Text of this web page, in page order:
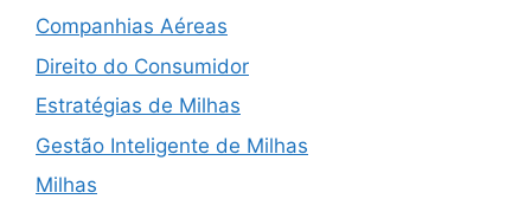
Companhias Aéreas
Direito do Consumidor
Estratégias de Milhas
Gestão Inteligente de Milhas
Milhas